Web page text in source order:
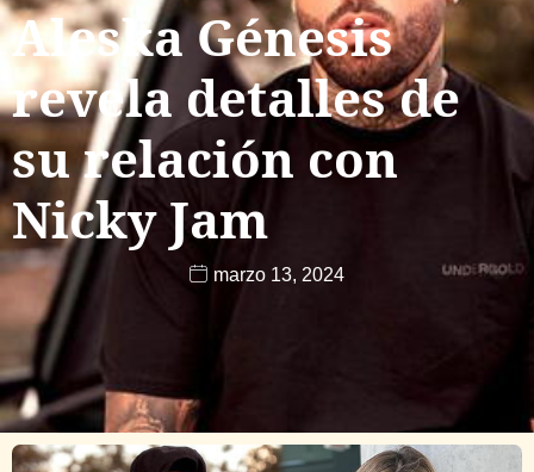
Aleska Génesis
revela detalles de
su relación con
Nicky Jam
marzo 13, 2024